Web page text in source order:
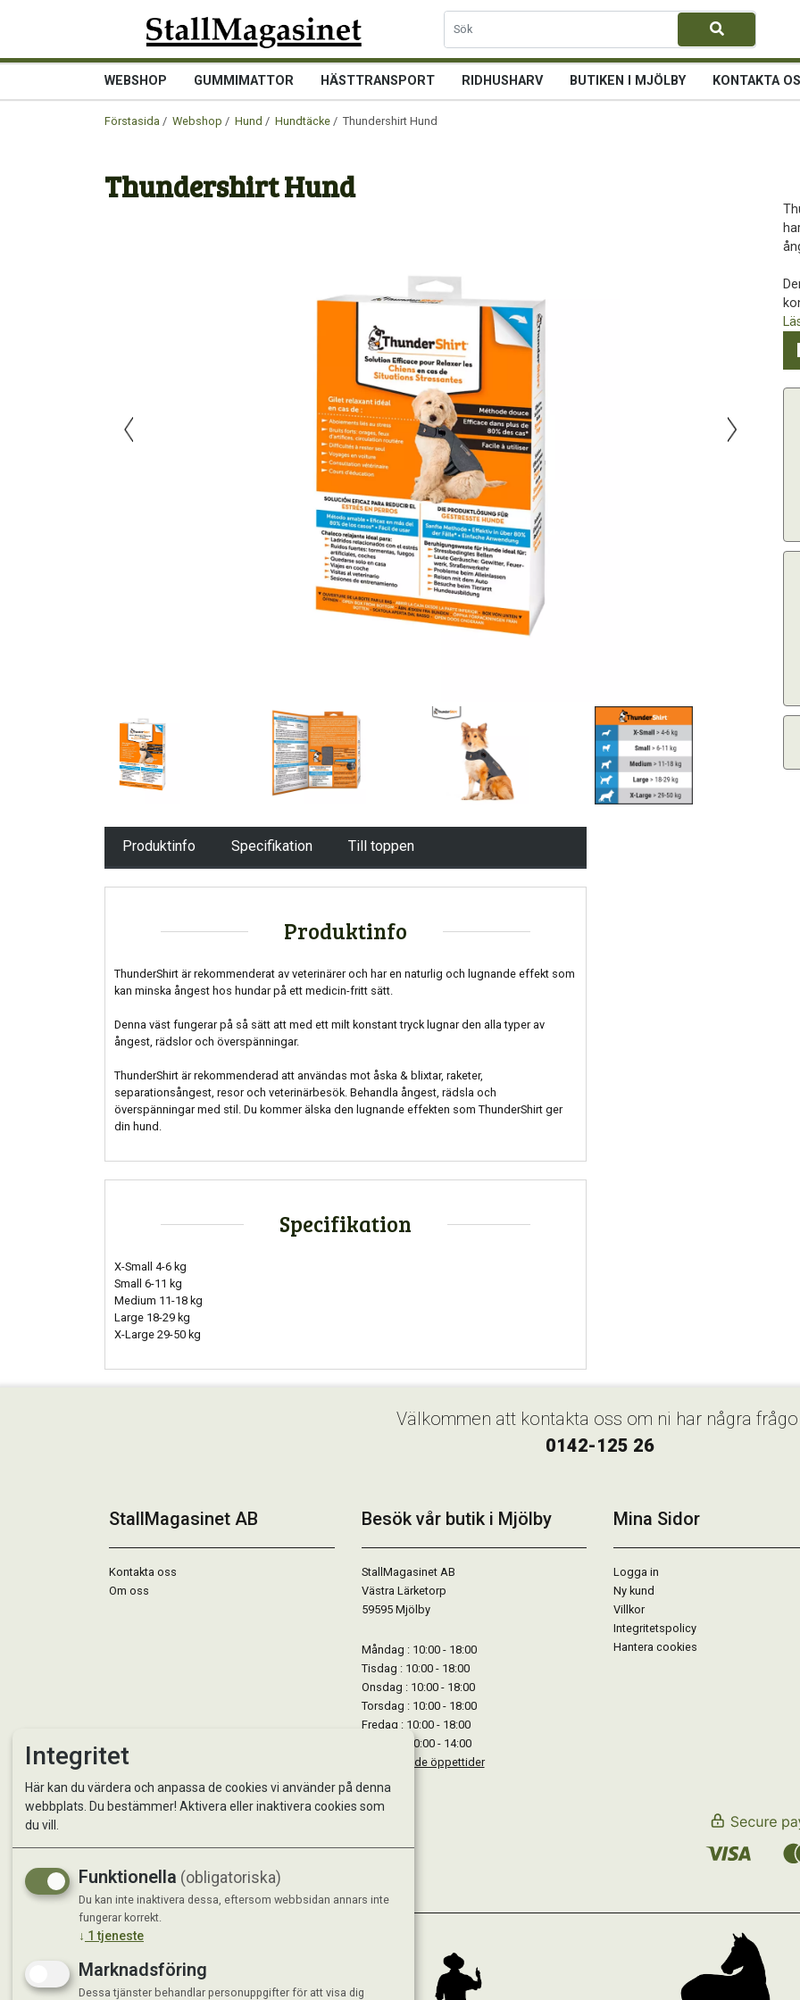
WEBSHOP GUMMIMATTOR HÄSTTRANSPORT RIDHUSHARV BUTIKEN I MJÖLBY KONTAKTA
Förstasida / Webshop / Hund / Hundtäcke / Thundershirt Hund
Thundershirt Hund
Produktinfo Specifikation Till toppen
Produktinfo
ThunderShirt är rekommenderat av veterinärer och har en naturlig och lugnande effekt som
kan minska ångest hos hundar på ett medicin-fritt sätt.
Denna väst fungerar på så sätt att med ett milt konstant tryck lugnar den alla typer av
ångest, rädslor och överspänningar.
ThunderShirt är rekommenderad att användas mot åska & blixtar, raketer,
separationsångest, resor och veterinärbesök. Behandla ångest, rädsla och
överspänningar med stil. Du kommer älska den lugnande effekten som ThunderShirt ger
din hund.
Specifikation
X-Small 4-6 kg
Small 6-11 kg
Medium 11-18 kg
Large 18-29 kg
X-Large 29-50 kg
Välkommen att kontakta oss om ni har några
0142-125 26
StallMagasinet AB
Kontakta oss
Om oss
Besök vår butik i Mjölby
StallMagasinet AB
Västra Lärketorp
59595 Mjölby
Måndag : 10:00 - 18:00
Tisdag : 10:00 - 18:00
Onsdag : 10:00 - 18:00
Torsdag : 10:00 - 18:00
Fredag : 10:00 - 18:00
Lördag : 10:00 - 14:00
Se avvikande öppettider
Mina Sidor
Logga in
Ny kund
Villkor
Integritetspolicy
Hantera cookies
Integritet
Här kan du värdera och anpassa de cookies vi använder på denna
webbplats. Du bestämmer! Aktivera eller inaktivera cookies som
du vill.
Funktionella (obligatoriska)
Du kan inte inaktivera dessa, eftersom webbsidan annars inte
fungerar korrekt.
↓ 1 tjeneste
Marknadsföring
Dessa tjänster behandlar personuppgifter för att visa dig